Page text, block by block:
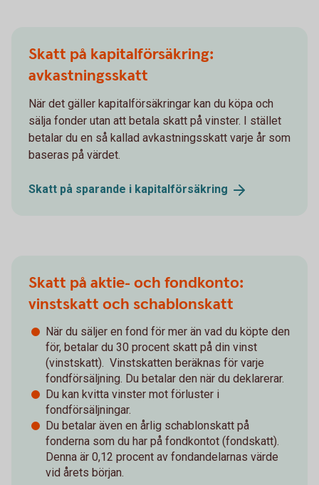
Skatt på kapitalförsäkring:
avkastningsskatt
När det gäller kapitalförsäkringar kan du köpa och
sälja fonder utan att betala skatt på vinster. I stället
betalar du en så kallad avkastningsskatt varje år som
baseras på värdet.
Skatt på sparande i kapitalförsäkring
Skatt på aktie- och fondkonto:
vinstskatt och schablonskatt
När du säljer en fond för mer än vad du köpte den
för, betalar du 30 procent skatt på din vinst
(vinstskatt). Vinstskatten beräknas för varje
fondförsäljning. Du betalar den när du deklarerar.
Du kan kvitta vinster mot förluster i
fondförsäljningar.
Du betalar även en årlig schablonskatt på
fonderna som du har på fondkontot (fondskatt).
Denna är 0,12 procent av fondandelarnas värde
vid årets början.